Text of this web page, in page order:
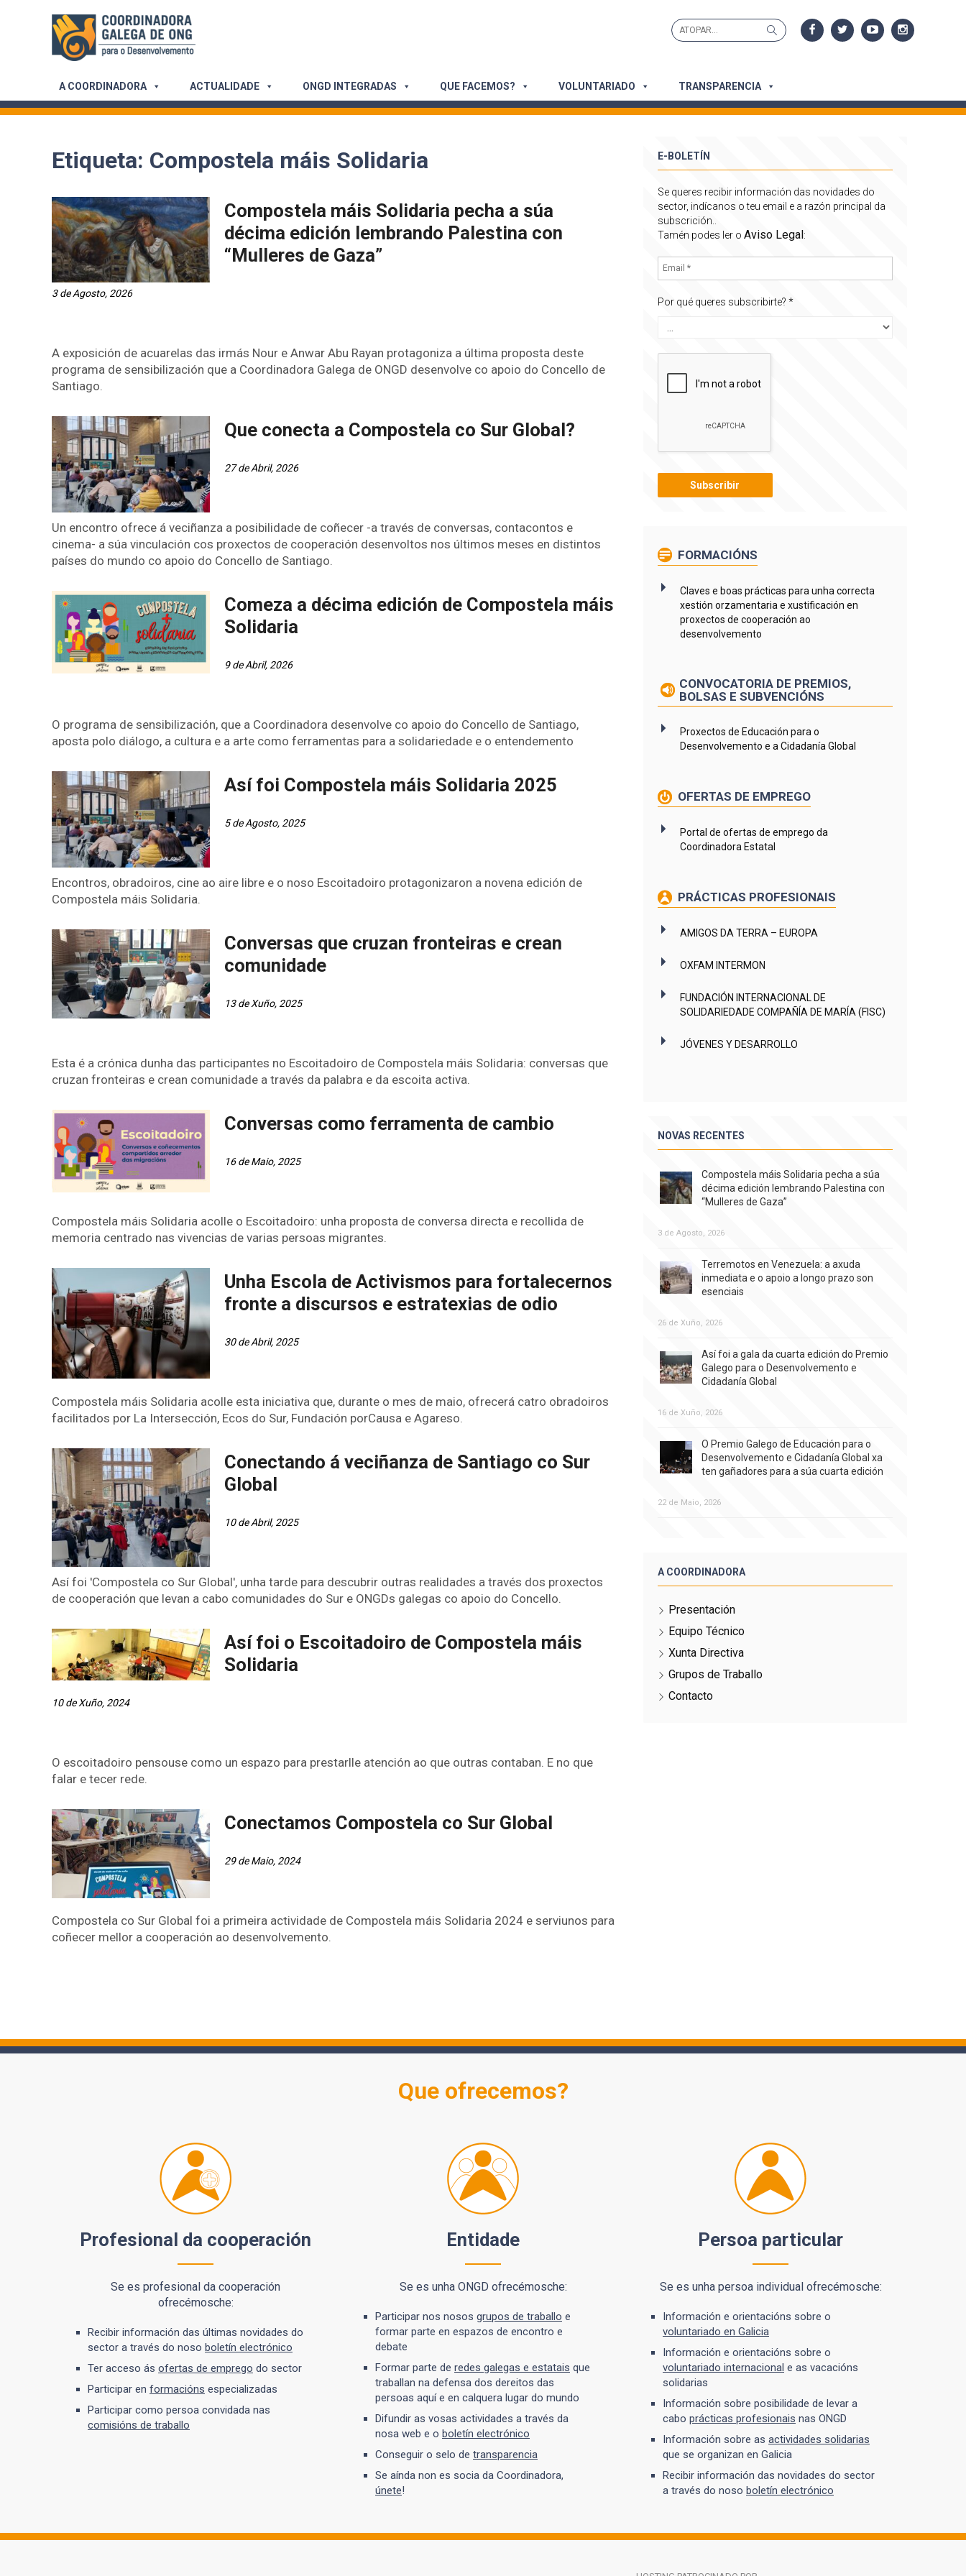
Search
for:
Search
A COORDINADORA ACTUALIDADE ONGD INTEGRADAS QUE FACEMOS? VOLUNTARIADO TRANSPARENCIA
Etiqueta: Compostela máis Solidaria
Compostela máis Solidaria pecha a súa
décima edición lembrando Palestina con
“Mulleres de Gaza”
3 de Agosto, 2026
A exposición de acuarelas das irmás Nour e Anwar Abu Rayan protagoniza a última proposta deste
programa de sensibilización que a Coordinadora Galega de ONGD desenvolve co apoio do Concello de
Santiago.
Que conecta a Compostela co Sur Global?
27 de Abril, 2026
Un encontro ofrece á veciñanza a posibilidade de coñecer -a través de conversas, contacontos e
cinema- a súa vinculación cos proxectos de cooperación desenvoltos nos últimos meses en distintos
países do mundo co apoio do Concello de Santiago.
Comeza a décima edición de Compostela máis
Solidaria
9 de Abril, 2026
O programa de sensibilización, que a Coordinadora desenvolve co apoio do Concello de Santiago,
aposta polo diálogo, a cultura e a arte como ferramentas para a solidariedade e o entendemento
Así foi Compostela máis Solidaria 2025
5 de Agosto, 2025
Encontros, obradoiros, cine ao aire libre e o noso Escoitadoiro protagonizaron a novena edición de
Compostela máis Solidaria.
Conversas que cruzan fronteiras e crean
comunidade
13 de Xuño, 2025
Esta é a crónica dunha das participantes no Escoitadoiro de Compostela máis Solidaria: conversas que
cruzan fronteiras e crean comunidade a través da palabra e da escoita activa.
Conversas como ferramenta de cambio
16 de Maio, 2025
Compostela máis Solidaria acolle o Escoitadoiro: unha proposta de conversa directa e recollida de
memoria centrado nas vivencias de varias persoas migrantes.
Unha Escola de Activismos para fortalecernos
fronte a discursos e estratexias de odio
30 de Abril, 2025
Compostela máis Solidaria acolle esta iniciativa que, durante o mes de maio, ofrecerá catro obradoiros
facilitados por La Intersección, Ecos do Sur, Fundación porCausa e Agareso.
Conectando á veciñanza de Santiago co Sur
Global
10 de Abril, 2025
Así foi 'Compostela co Sur Global', unha tarde para descubrir outras realidades a través dos proxectos
de cooperación que levan a cabo comunidades do Sur e ONGDs galegas co apoio do Concello.
Así foi o Escoitadoiro de Compostela máis
Solidaria
10 de Xuño, 2024
O escoitadoiro pensouse como un espazo para prestarlle atención ao que outras contaban. E no que
falar e tecer rede.
Conectamos Compostela co Sur Global
29 de Maio, 2024
Compostela co Sur Global foi a primeira actividade de Compostela máis Solidaria 2024 e serviunos para
coñecer mellor a cooperación ao desenvolvemento.
E-BOLETÍN
Se queres recibir información das novidades do
sector, indícanos o teu email e a razón principal da
subscrición..
Tamén podes ler o Aviso Legal:
Por qué queres subscribirte? *
FORMACIÓNS
Claves e boas prácticas para unha correcta
xestión orzamentaria e xustificación en
proxectos de cooperación ao
desenvolvemento
CONVOCATORIA DE PREMIOS,
BOLSAS E SUBVENCIÓNS
Proxectos de Educación para o
Desenvolvemento e a Cidadanía Global
OFERTAS DE EMPREGO
Portal de ofertas de emprego da
Coordinadora Estatal
PRÁCTICAS PROFESIONAIS
AMIGOS DA TERRA – EUROPA
OXFAM INTERMON
FUNDACIÓN INTERNACIONAL DE
SOLIDARIEDADE COMPAÑÍA DE MARÍA (FISC)
JÓVENES Y DESARROLLO
NOVAS RECENTES
Compostela máis Solidaria pecha a súa
décima edición lembrando Palestina con
“Mulleres de Gaza”
3 de Agosto, 2026
Terremotos en Venezuela: a axuda
inmediata e o apoio a longo prazo son
esenciais
26 de Xuño, 2026
Así foi a gala da cuarta edición do Premio
Galego para o Desenvolvemento e
Cidadanía Global
16 de Xuño, 2026
O Premio Galego de Educación para o
Desenvolvemento e Cidadanía Global xa
ten gañadores para a súa cuarta edición
22 de Maio, 2026
A COORDINADORA
Presentación
Equipo Técnico
Xunta Directiva
Grupos de Traballo
Contacto
Que ofrecemos?
Profesional da cooperación
Se es profesional da cooperación
ofrecémosche:
Recibir información das últimas novidades do
sector a través do noso boletín electrónico
Ter acceso ás ofertas de emprego do sector
Participar en formacións especializadas
Participar como persoa convidada nas
comisións de traballo
Entidade
Se es unha ONGD ofrecémosche:
Participar nos nosos grupos de traballo e
formar parte en espazos de encontro e
debate
Formar parte de redes galegas e estatais que
traballan na defensa dos dereitos das
persoas aquí e en calquera lugar do mundo
Difundir as vosas actividades a través da
nosa web e o boletín electrónico
Conseguir o selo de transparencia
Se aínda non es socia da Coordinadora,
únete!
Persoa particular
Se es unha persoa individual ofrecémosche:
Información e orientacións sobre o
voluntariado en Galicia
Información e orientacións sobre o
voluntariado internacional e as vacacións
solidarias
Información sobre posibilidade de levar a
cabo prácticas profesionais nas ONGD
Información sobre as actividades solidarias
que se organizan en Galicia
Recibir información das novidades do sector
a través do noso boletín electrónico